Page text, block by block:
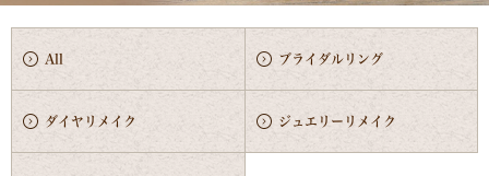
All ブライダルリング
ダイヤリメイク ジュエリーリメイク